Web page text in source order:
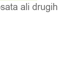
ali drugih